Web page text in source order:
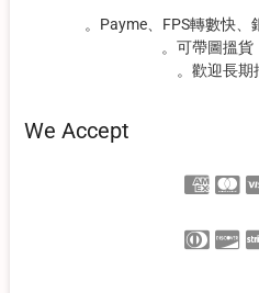
。Payme、FPS轉數快、
。可帶圖搵貨
。歡迎長期
We Accept